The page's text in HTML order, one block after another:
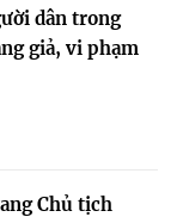
dân trong
giả, vi phạm
Chủ tịch